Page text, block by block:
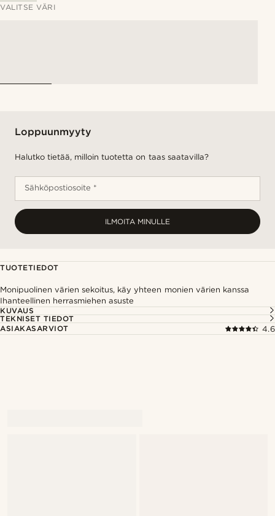
VALITSE VÄRI
Loppuunmyyty
Halutko tietää, milloin tuotetta on taas saatavilla?
Sähköpostiosoite *
ILMOITA MINULLE
TUOTETIEDOT
Monipuolinen värien sekoitus, käy yhteen monien värien kanssa
Ihanteellinen herrasmiehen asuste
KUVAUS
TEKNISET TIEDOT
ASIAKASARVIOT
4.6